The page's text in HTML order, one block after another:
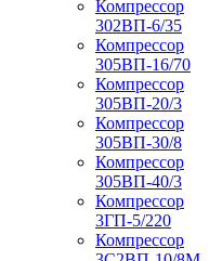
Компрессор
302ВП-6/35
Компрессор
305ВП-16/70
Компрессор
305ВП-20/3
Компрессор
305ВП-30/8
Компрессор
305ВП-40/3
Компрессор
3ГП-5/220
Компрессор